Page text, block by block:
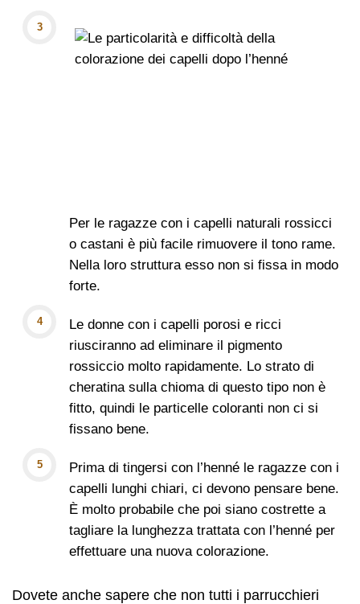
Per le ragazze con i capelli naturali rossicci
o castani è più facile rimuovere il tono rame.
Nella loro struttura esso non si fissa in modo
forte.
Le donne con i capelli porosi e ricci
riusciranno ad eliminare il pigmento
rossiccio molto rapidamente. Lo strato di
cheratina sulla chioma di questo tipo non è
fitto, quindi le particelle coloranti non ci si
fissano bene.
Prima di tingersi con l’henné le ragazze con i
capelli lunghi chiari, ci devono pensare bene.
È molto probabile che poi siano costrette a
tagliare la lunghezza trattata con l’henné per
effettuare una nuova colorazione.
Dovete anche sapere che non tutti i parrucchieri